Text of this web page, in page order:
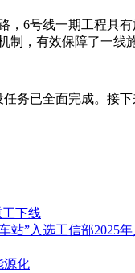
，6号线一期工程具
，有效保障了一线
务已全面完成。接
下线
站”入选工信部2025
源化